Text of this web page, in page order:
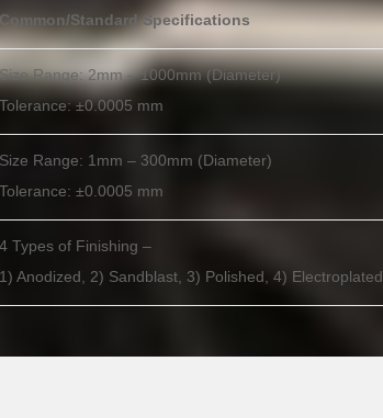
Common/Standard Specifications
Size Range: 2mm – 1000mm (Diameter)
Tolerance: ±0.0005 mm
Size Range: 1mm – 300mm (Diameter)
Tolerance: ±0.0005 mm
4 Types of Finishing –
1) Anodized, 2) Sandblast, 3) Polished, 4) Electroplated